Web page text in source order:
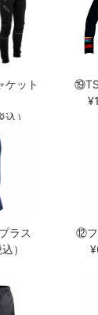
ケット
）
⑲TS
ラス
）
⑫フ